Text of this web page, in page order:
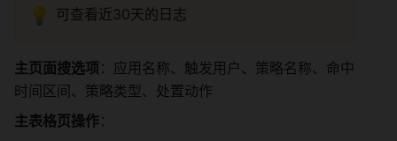
💡 可查看近30天的日志
主页面搜选项：应用名称、触发用户、策略名称、命中
时间区间、策略类型、处置动作
主表格页操作：